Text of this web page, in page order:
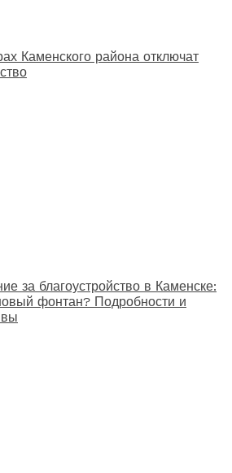
Каменского района отключат
за благоустройство в Каменске:
фонтан? Подробности и